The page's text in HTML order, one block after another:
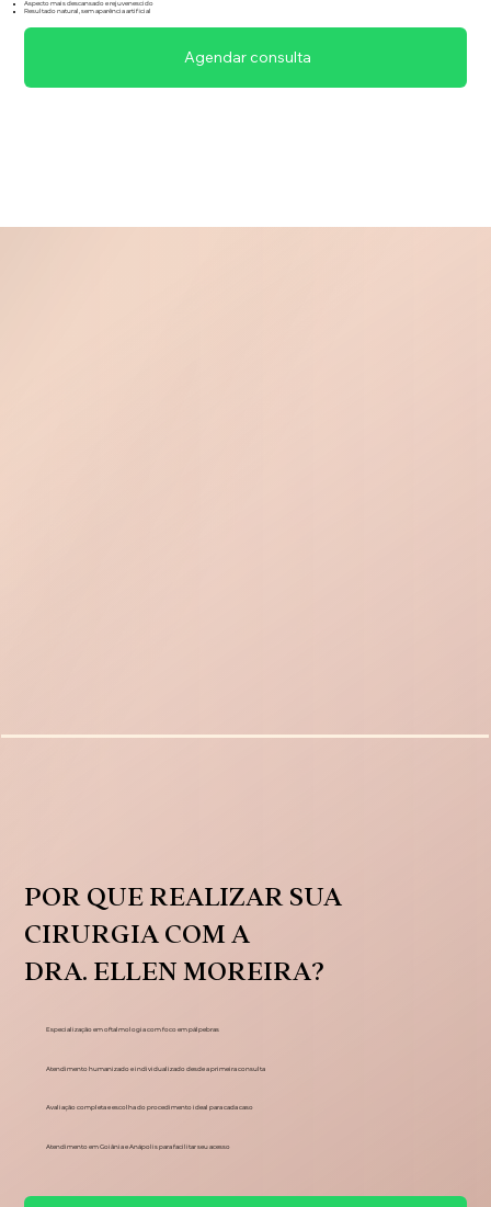
Aspecto mais descansado e rejuvenescido
Resultado natural, sem aparência artificial
Agendar consulta
POR QUE REALIZAR SUA
CIRURGIA COM A
DRA. ELLEN MOREIRA?
Especialização em oftalmologia com foco em pálpebras
Atendimento humanizado e individualizado desde a primeira consulta
Avaliação completa e escolha do procedimento ideal para cada caso
Atendimento em Goiânia e Anápolis para facilitar seu acesso